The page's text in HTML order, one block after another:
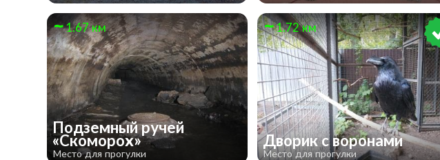
1.67 км
Подземный ручей
«Скоморох»
Место для прогулки
1.72 км
Дворик с воронами
Место для прогулки